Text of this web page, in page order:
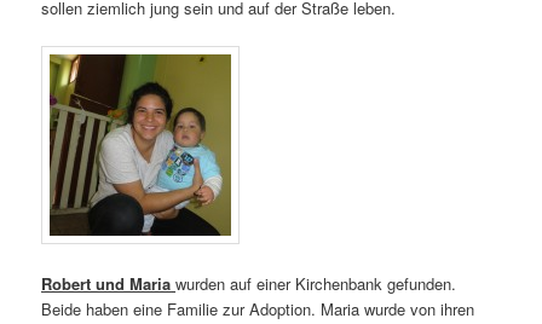
sollen ziemlich jung sein und auf der Straße leben.
Robert und Maria wurden auf einer Kirchenbank gefunden.
Beide haben eine Familie zur Adoption. Maria wurde von ihren